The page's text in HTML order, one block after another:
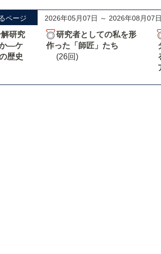
ページ 2026年05月07日 ～ 2026年08月07日
研究
か―ケ
歴史
研究者としての私を形
作った「師匠」たち
(26回)